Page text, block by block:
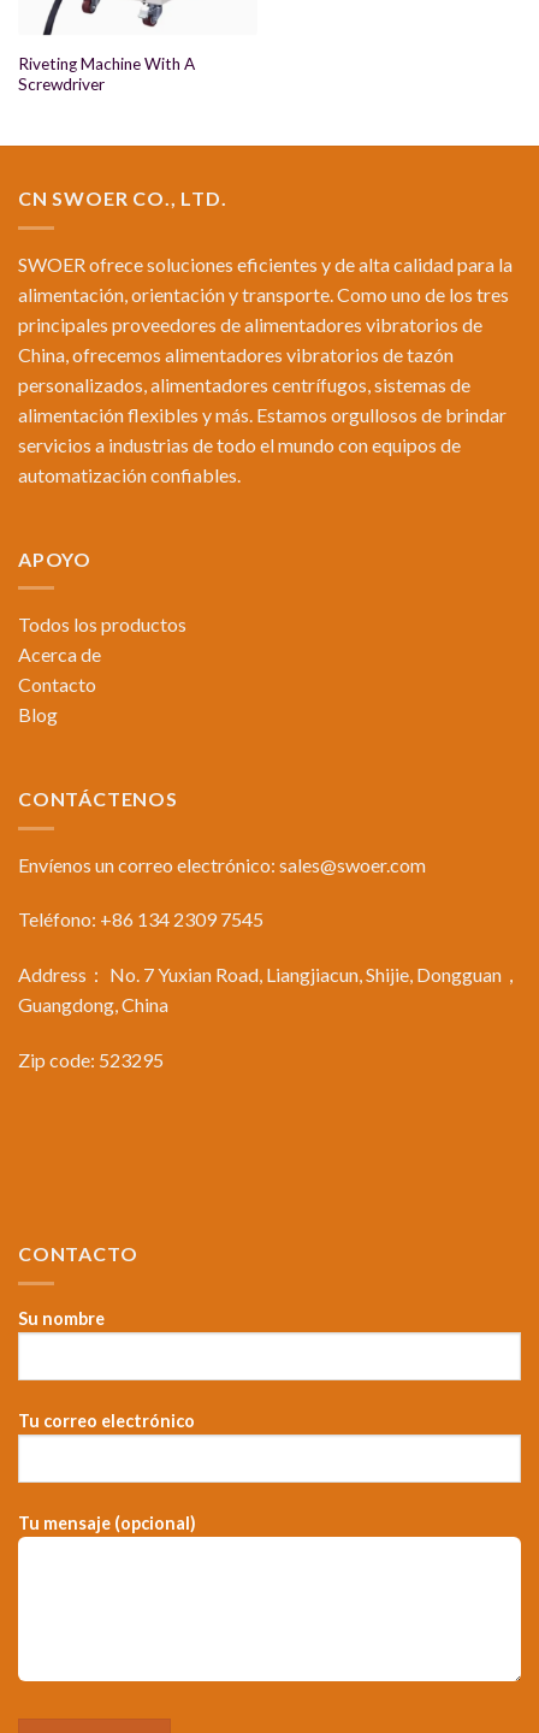
Riveting Machine With A
Screwdriver
CN SWOER CO., LTD.
SWOER ofrece soluciones eficientes y de alta calidad para la
alimentación, orientación y transporte. Como uno de los tres
principales proveedores de alimentadores vibratorios de
China, ofrecemos alimentadores vibratorios de tazón
personalizados, alimentadores centrífugos, sistemas de
alimentación flexibles y más. Estamos orgullosos de brindar
servicios a industrias de todo el mundo con equipos de
automatización confiables.
APOYO
Todos los productos
Acerca de
Contacto
Blog
CONTÁCTENOS
Envíenos un correo electrónico: sales@swoer.com
Teléfono: +86 134 2309 7545
Address： No. 7 Yuxian Road, Liangjiacun, Shijie, Dongguan，
Guangdong, China
Zip code: 523295
CONTACTO
Su nombre
Tu correo electrónico
Tu mensaje (opcional)